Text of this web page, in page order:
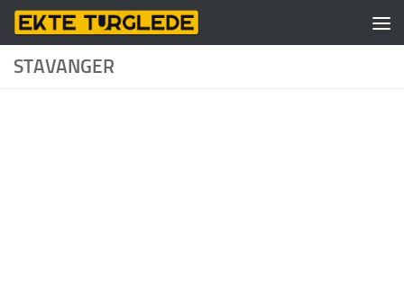
Skip to content
STAVANGER